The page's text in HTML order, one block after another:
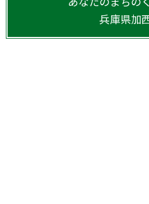
兵庫県加